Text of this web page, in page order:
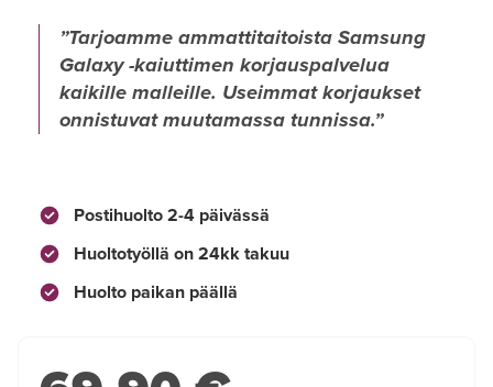
Tarjoamme ammattitaitoista Samsung
Galaxy -kaiuttimen korjauspalvelua
kaikille malleille. Useimmat korjaukset
onnistuvat muutamassa tunnissa.
Postihuolto 2-4 päivässä
Huoltotyöllä on 24kk takuu
Huolto paikan päällä